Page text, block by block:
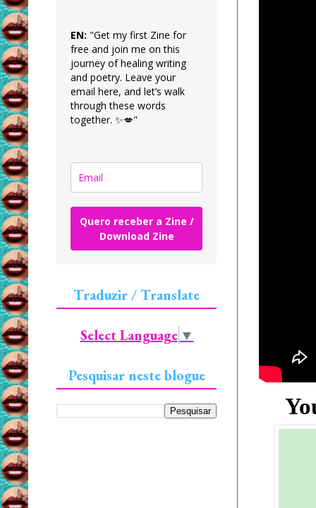
EN: "Get my first Zine for
free and join me on this
journey of healing writing
and poetry. Leave your
email here, and let’s walk
through these words
together. ✨💋"
Quero receber a Zine /
Download Zine
Traduzir / Translate
Select Language ▼
Pesquisar neste blogue